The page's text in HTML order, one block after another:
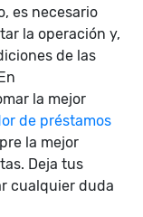
es necesario
la operación y,
de las
la mejor
de préstamos
la mejor
Deja tus
cualquier duda